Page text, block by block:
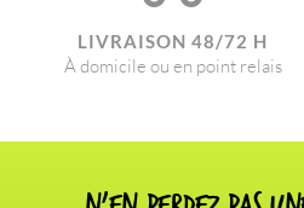
LIVRAISON 48/72 H
À domicile ou en point relais